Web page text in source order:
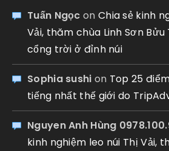
Tuấn Ngọc on Chia sẻ kinh
Vải, thăm chùa Linh Sơn
cổng trời ở đỉnh núi
Sophia sushi on Top 25
tiếng nhất thế giới do
Nguyen Anh Hùng
kinh nghiệm leo núi Thị Vải,